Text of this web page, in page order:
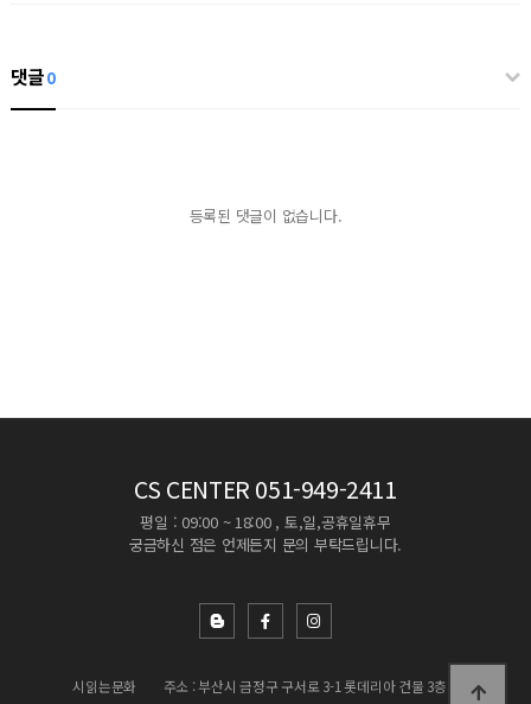
댓글0
등록된 댓글이 없습니다.
CS CENTER 051-949-2411
평일 : 09:00 ~ 18:00 , 토,일,공휴일휴무
궁금하신 점은 언제든지 문의 부탁드립니다.
시읽는문화
주소 : 부산시 금정구 구서로 3-1 롯데리아 건물 3층